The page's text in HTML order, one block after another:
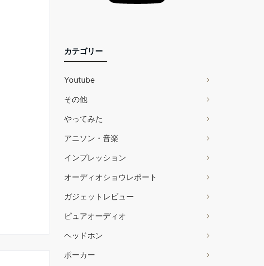
カテゴリー
Youtube
その他
やってみた
アニソン・音楽
インプレッション
オーディオショウレポート
ガジェットレビュー
ピュアオーディオ
ヘッドホン
ポーカー